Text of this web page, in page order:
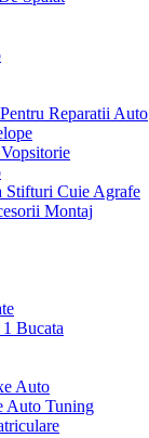
Reparatii Auto
Stifturi Cuie Agrafe
Montaj
Bucata
Auto
Auto Tuning